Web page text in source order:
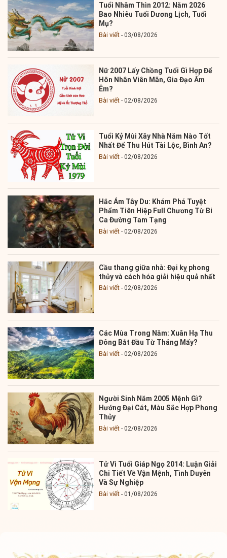
Tuổi Nhâm Thìn 2012: Năm 2026
Bao Nhiêu Tuổi Dương Lịch, Tuổi
Mụ?
Bài viết 03/08/2026
Nữ 2007 Lấy Chồng Tuổi Gì Hợp Để
Hôn Nhân Viên Mãn, Gia Đạo Ấm
Êm?
Bài viết 02/08/2026
Tuổi Kỷ Mùi Xây Nhà Năm Nào Tốt
Nhất Để Thu Hút Tài Lộc, Bình An?
Bài viết 02/08/2026
Hắc Ám Tây Du: Khám Phá Tuyệt
Phẩm Tiên Hiệp Full Chương Từ Bi
Ca Đường Tam Tạng
Bài viết 02/08/2026
Cầu thang giữa nhà: Đại kỵ phong
thủy và cách hóa giải hiệu quả nhất
Bài viết 02/08/2026
Các Mùa Trong Năm: Xuân Hạ Thu
Đông Bắt Đầu Từ Tháng Mấy?
Bài viết 02/08/2026
Người Sinh Năm 2005 Mệnh Gì?
Hướng Đại Cát, Màu Sắc Hợp Phong
Thủy
Bài viết 02/08/2026
Tử Vi Tuổi Giáp Ngọ 2014: Luận Giải
Chi Tiết Về Vận Mệnh, Tình Duyên
Và Sự Nghiệp
Bài viết 01/08/2026